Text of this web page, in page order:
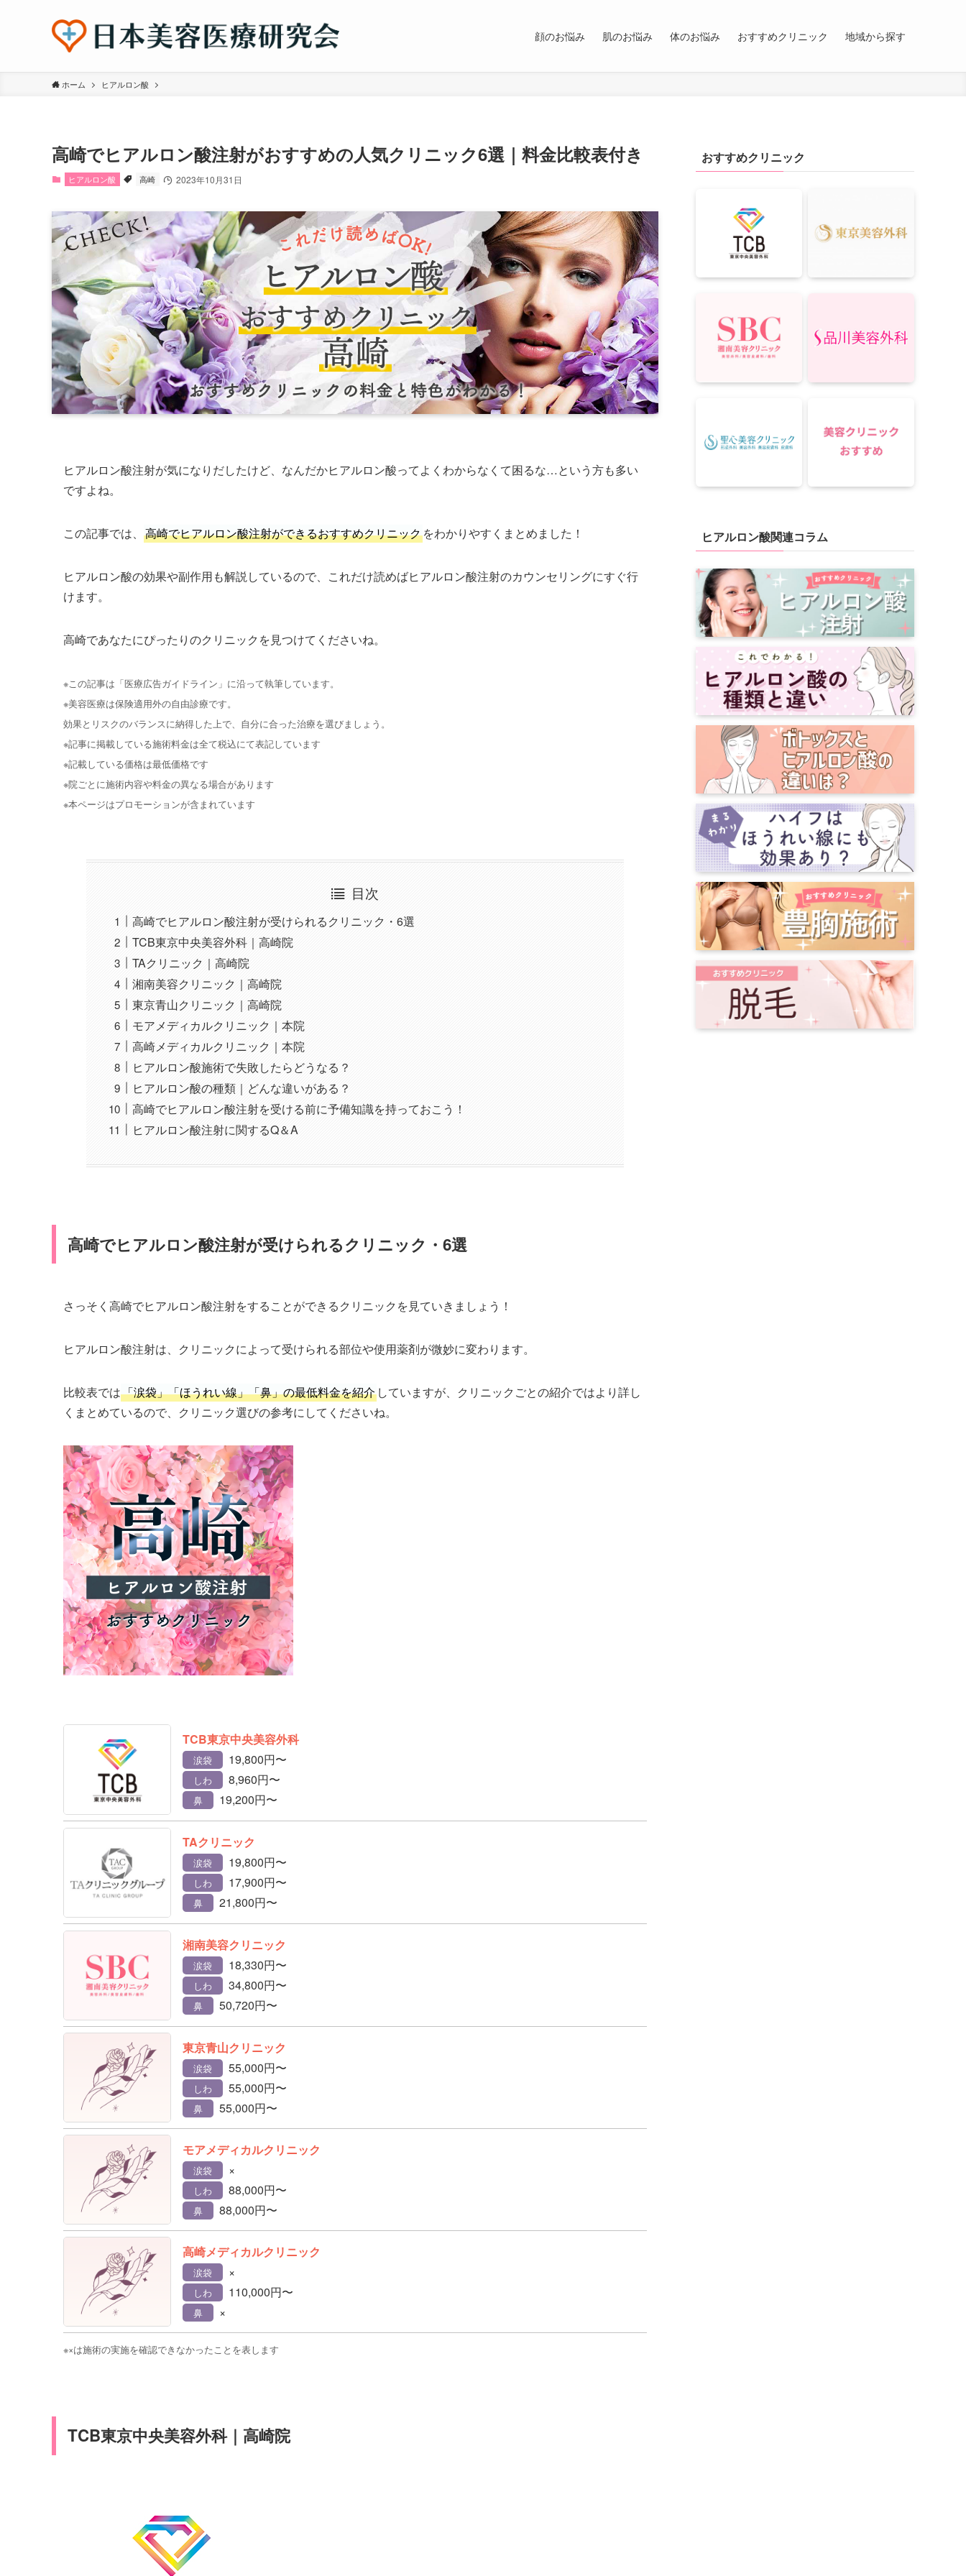
顔のお悩み 肌のお悩み 体のお悩み おすすめクリニック 地域から探す
ホーム ヒアルロン酸
高崎でヒアルロン酸注射がおすすめの人気クリニック6選｜料金比較表付き
ヒアルロン酸 高崎 2023年10月31日
ヒアルロン酸注射が気になりだしたけど、なんだかヒアルロン酸ってよくわからなくて困るな…という方も多い
ですよね。
この記事では、 高崎でヒアルロン酸注射ができるおすすめクリニックをわかりやすくまとめました！
ヒアルロン酸の効果や副作用も解説しているので、これだけ読めばヒアルロン酸注射のカウンセリングにすぐ行
けます。
高崎であなたにぴったりのクリニックを見つけてくださいね。
※この記事は「医療広告ガイドライン」に沿って執筆しています。
※美容医療は保険適用外の自由診療です。
効果とリスクのバランスに納得した上で、自分に合った治療を選びましょう。
※記事に掲載している施術料金は全て税込にて表記しています
※記載している価格は最低価格です
※院ごとに施術内容や料金の異なる場合があります
※本ページはプロモーションが含まれています
目次
高崎でヒアルロン酸注射が受けられるクリニック・6選
TCB東京中央美容外科｜高崎院
TAクリニック｜高崎院
湘南美容クリニック｜高崎院
東京青山クリニック｜高崎院
モアメディカルクリニック｜本院
高崎メディカルクリニック｜本院
ヒアルロン酸施術で失敗したらどうなる？
ヒアルロン酸の種類｜どんな違いがある？
高崎でヒアルロン酸注射を受ける前に予備知識を持っておこう！
ヒアルロン酸注射に関するQ＆A
高崎でヒアルロン酸注射が受けられるクリニック・6選
さっそく高崎でヒアルロン酸注射をすることができるクリニックを見ていきましょう！
ヒアルロン酸注射は、クリニックによって受けられる部位や使用薬剤が微妙に変わります。
比較表では「涙袋」「ほうれい線」「鼻」の最低料金を紹介 していますが、クリニックごとの紹介ではより詳し
くまとめているので、クリニック選びの参考にしてくださいね。
TCB東京中央美容外科
涙袋 19,800円〜
しわ 8,960円〜
鼻 19,200円〜
TAクリニック
涙袋 19,800円〜
しわ 17,900円〜
鼻 21,800円〜
湘南美容クリニック
涙袋 18,330円〜
しわ 34,800円〜
鼻 50,720円〜
東京青山クリニック
涙袋 55,000円〜
しわ 55,000円〜
鼻 55,000円〜
モアメディカルクリニック
涙袋 ×
しわ 88,000円〜
鼻 88,000円〜
高崎メディカルクリニック
涙袋 ×
しわ 110,000円〜
鼻 ×
※×は施術の実施を確認できなかったことを表します
TCB東京中央美容外科｜高崎院
おすすめクリニック
ヒアルロン酸関連コラム